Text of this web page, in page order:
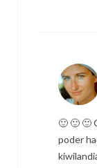
🙂 🙂 🙂
poder